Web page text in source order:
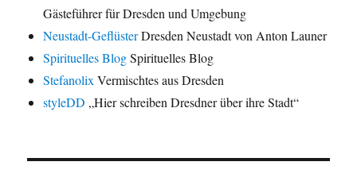
Gästeführer für Dresden und Umgebung
Neustadt-GeflüsterDresden Neustadt von Anton Launer
Spirituelles BlogSpirituelles Blog
Stefanolix Vermischtes aus Dresden
styleDD „Hier schreiben Dresdner über ihre Stadt“